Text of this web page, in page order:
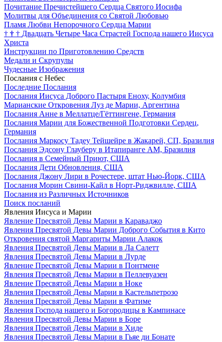
Почитание Пречистейшего Сердца Святого Иосифа
Молитвы для Объединения со Святой Любовью
Пламя Любви Непорочного Сердца Марии
† † † Двадцать Четыре Часа Страстей Господа нашего Иисуса
Христа
Инструкции по Приготовлению Средств
Медали и Скрупулы
Чудесные Изображения
Послания с Небес
Последние Послания
Послания Иисуса Доброго Пастыря Еноху, Колумбия
Марианские Откровения Луз де Марии, Аргентина
Послания Анне в Меллатце/Гёттингене, Германия
Послания Марии для Божественной Подготовки Сердец,
Германия
Послания Маркосу Тадеу Тейшейре в Жакарей, СП, Бразилия
Послания Эдсону Глауберу в Итапиранге AM, Бразилия
Послания в Семейный Приют, США
Послания Дети Обновления, США
Послания Джону Лири в Рочестере, штат Нью-Йорк, США
Послания Морин Свини-Кайл в Норт-Риджвилле, США
Послания из Различных Источников
Поиск посланий
Явления Иисуса и Марии
Явление Пресвятой Девы Марии в Караваджо
Явления Пресвятой Девы Марии Доброго События в Кито
Откровения святой Маргариты Марии Алакок
Явления Пресвятой Девы Марии в Ла Салетт
Явления Пресвятой Девы Марии в Лурде
Явление Пресвятой Девы Марии в Понтмене
Явления Пресвятой Девы Марии в Пеллевуазен
Явление Пресвятой Девы Марии в Ноке
Явления Пресвятой Девы Марии в Кастельпетрозо
Явления Пресвятой Девы Марии в Фатиме
Явления Господа нашего и Богородицы в Кампинасе
Явления Пресвятой Девы Марии в Боре
Явления Пресвятой Девы Марии в Хиде
Явления Пресвятой Девы Марии в Гьяе ди Бонате